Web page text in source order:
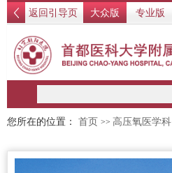
返回引导页 大众版 专业版
您所在的位置： 首页 >> 高压氧医学科